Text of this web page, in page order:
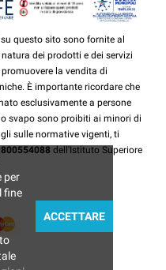
questo sito sono fornite al
dei prodotti e dei servizi
la vendita di
È importante ricordare che
esclusivamente a persone
svapo sono proibiti ai minori di
sulle normative vigenti, ti
800554088 dell'Istituto Superiore
per
fine
ACCETTARE